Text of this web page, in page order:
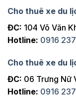
Cho thuê xe du
ĐC: 104 Võ Văn
Hotline: 0916
Cho thuê xe du
ĐC: 06 Trưng Nữ
Hotline: 0916